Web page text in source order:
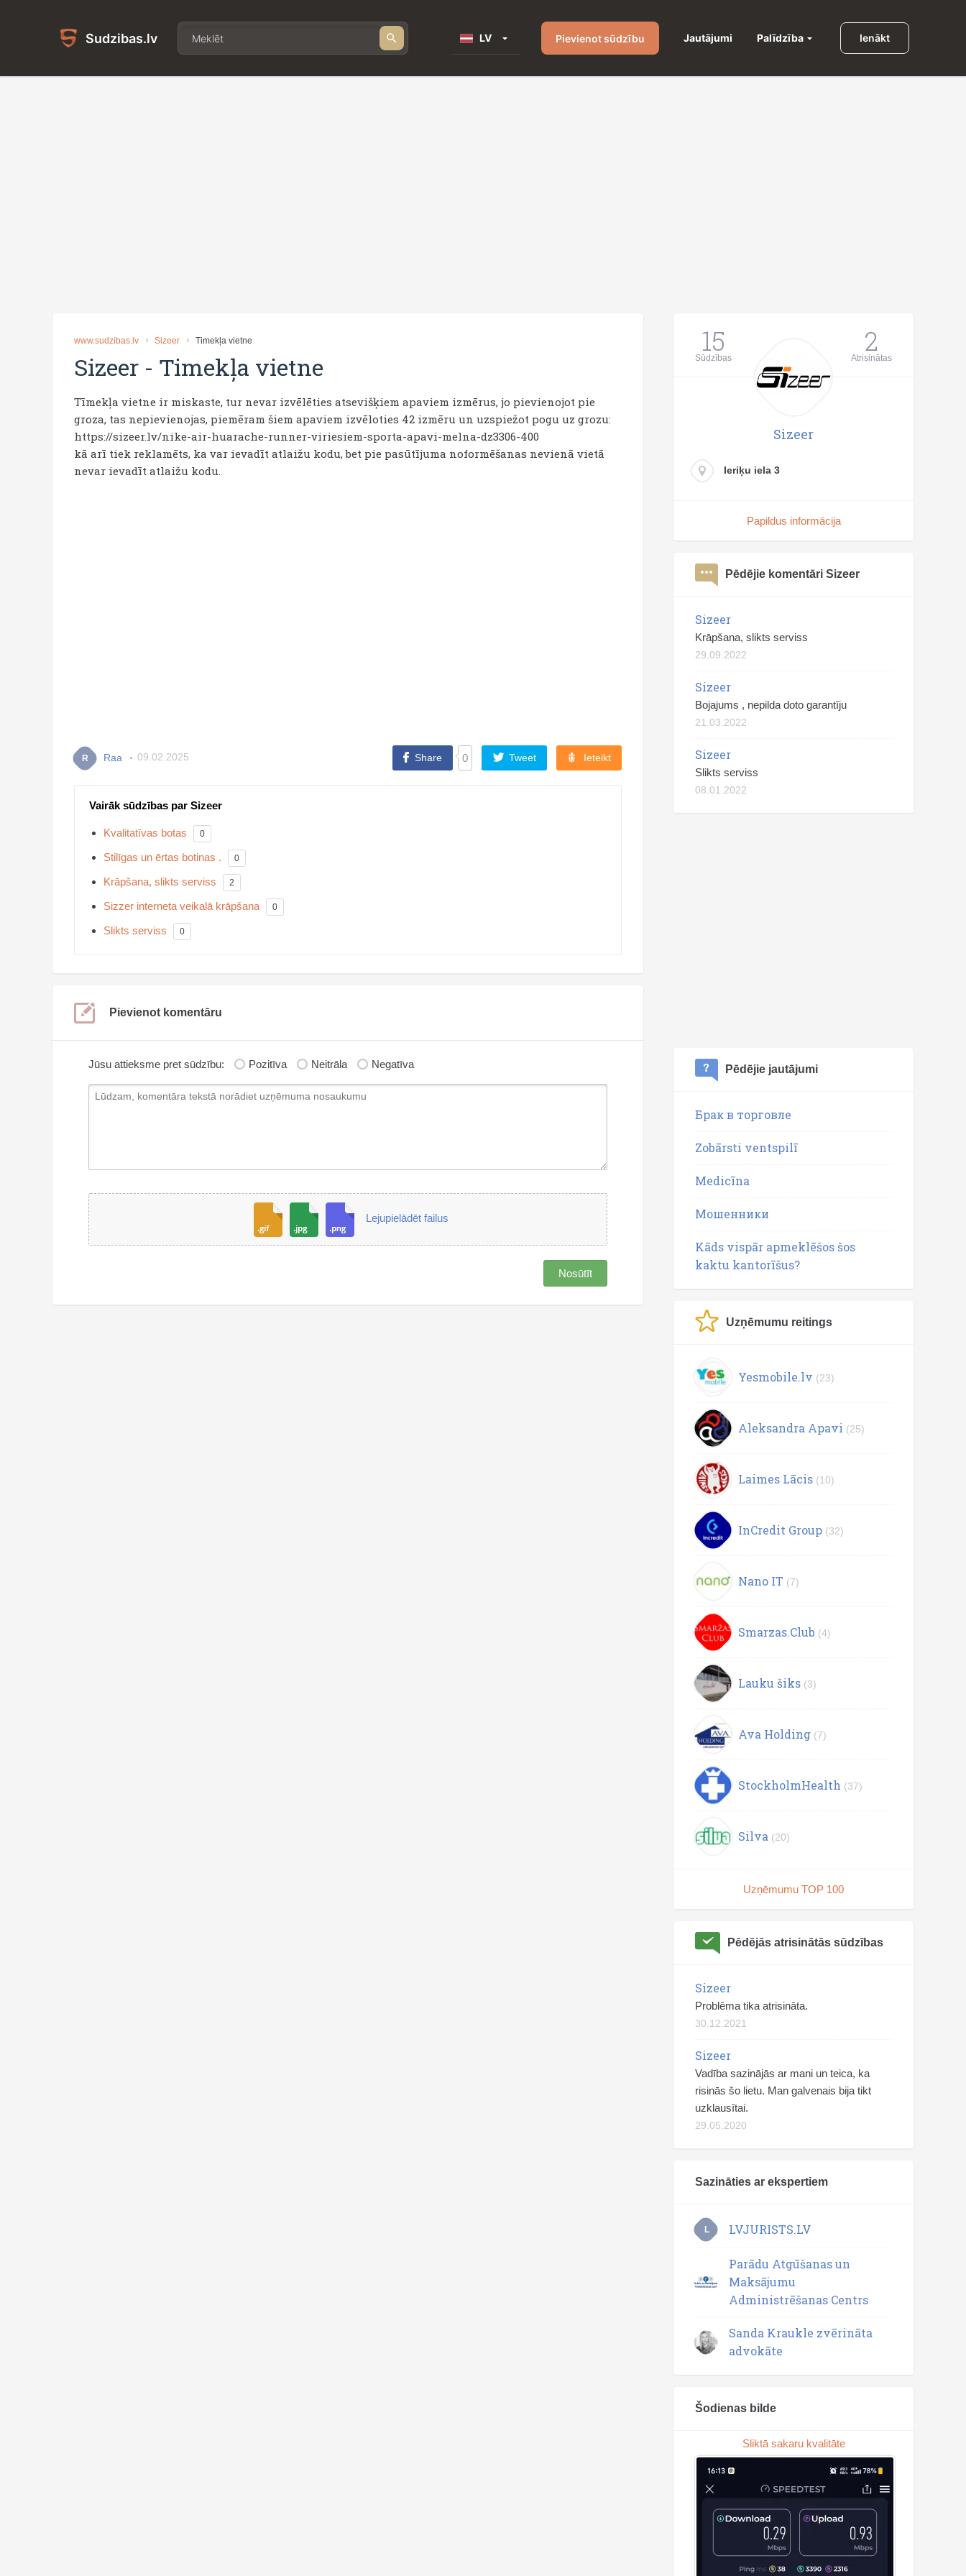
Sudzibas.lv LV Pievienot sūdzību Jautājumi Palīdzība Ienākt
www.sudzibas.lv Sizeer Timekļa vietne
Sizeer - Timekļa vietne
Tīmekļa vietne ir miskaste, tur nevar izvēlēties atsevišķiem apaviem izmērus, jo pievienojot pie
groza, tas nepievienojas, piemēram šiem apaviem izvēloties 42 izmēru un uzspiežot pogu uz grozu:
https://sizeer.lv/nike-air-huarache-runner-viriesiem-sporta-apavi-melna-dz3306-400
kā arī tiek reklamēts, ka var ievadīt atlaižu kodu, bet pie pasūtījuma noformēšanas nevienā vietā
nevar ievadīt atlaižu kodu.
R Raa 09.02.2025 Share 0 Tweet Ieteikt
Vairāk sūdzības par Sizeer
Kvalitatīvas botas 0
Stilīgas un ērtas botinas . 0
Krāpšana, slikts serviss 2
Sizzer interneta veikalā krāpšana 0
Slikts serviss 0
Pievienot komentāru
Jūsu attieksme pret sūdzību: Pozitīva Neitrāla Negatīva
Lejupielādēt failus
Nosūtīt
15
Sūdzības 2
Atrisinātas
Sizeer
Ieriķu iela 3
Papildus informācija
Pēdējie komentāri Sizeer
Sizeer
Krāpšana, slikts serviss
29.09.2022
Sizeer
Bojajums , nepilda doto garantīju
21.03.2022
Sizeer
Slikts serviss
08.01.2022
Pēdējie jautājumi
Брак в торговле
Zobārsti ventspilī
Medicīna
Мошенники
Kāds vispār apmeklēšos šos
kaktu kantorīšus?
Uzņēmumu reitings
Yesmobile.lv (23)
Aleksandra Apavi (25)
Laimes Lācis (10)
InCredit Group (32)
Nano IT (7)
Smarzas.Club (4)
Lauku šiks (3)
Ava Holding (7)
StockholmHealth (37)
Silva (20)
Uzņēmumu TOP 100
Pēdējās atrisinātās sūdzības
Sizeer
Problēma tika atrisināta.
30.12.2021
Sizeer
Vadība sazinājās ar mani un teica, ka
risinās šo lietu. Man galvenais bija tikt
uzklausītai.
29.05.2020
Sazināties ar ekspertiem
L LVJURISTS.LV
Parādu Atgūšanas un
Maksājumu
Administrēšanas Centrs
Sanda Kraukle zvērināta
advokāte
Šodienas bilde
Sliktā sakaru kvalitāte